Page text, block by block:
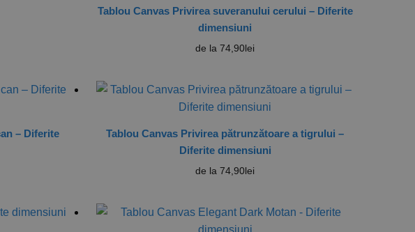
Tablou Canvas Privirea suveranului cerului – Diferite
dimensiuni
de la74,90lei
– Diferite
Tablou Canvas Privirea pătrunzătoare a tigrului –
Diferite dimensiuni
de la74,90lei